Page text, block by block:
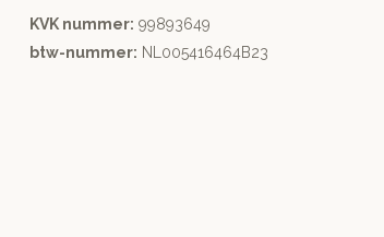
KVK nummer: 99893649
btw-nummer: NL005416464B23